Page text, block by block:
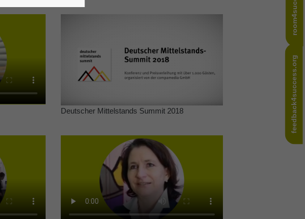
feedback4success.org
Deutscher Mittelstands Summit 2018